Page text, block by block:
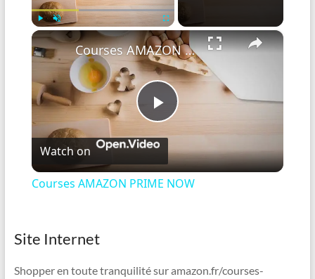
Unmute Fullscreen ×
P
l
Courses AMAZON PRIME NOW
Watch on
Courses AMAZON PRIME NOW
Site Internet
Shopper en toute tranquilité sur amazon.fr/courses-